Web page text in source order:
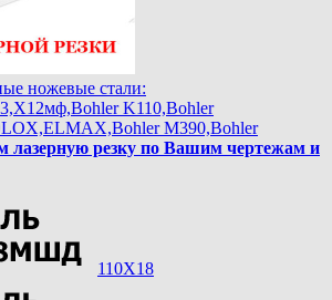
ножевые стали:
K110,Bohler
М390,Bohler
лазерную резку по Вашим чертежам и
110Х18